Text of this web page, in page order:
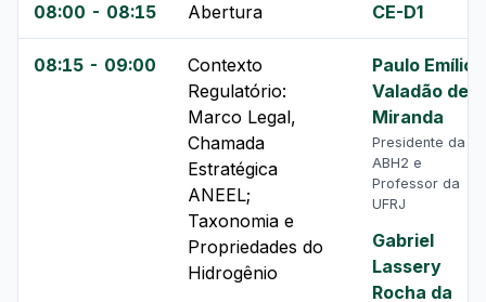
08:00 - 08:15 Abertura CE-D1
08:15 - 09:00
Contexto
Regulatório:
Marco Legal,
Chamada
Estratégica
ANEEL;
Taxonomia e
Propriedades do
Hidrogênio
Paulo Emílio
Valadão de
Miranda
Presidente da
ABH2 e
Professor da
UFRJ
Gabriel
Lassery
Rocha da